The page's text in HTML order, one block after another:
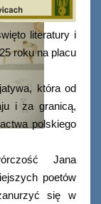
literatury i
roku na placu
która od
i za granicą,
polskiego
Jana
poetów
się w